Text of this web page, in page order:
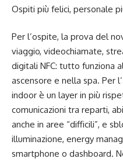
Ospiti più felici, personale
Per l’ospite, la prova del
viaggio, videochiamate,
digitali NFC: tutto funziona
ascensore e nella spa. Per
indoor è un layer in più
comunicazioni tra reparti,
anche in aree “difficili”, e
illuminazione, energy
smartphone o dashboard.